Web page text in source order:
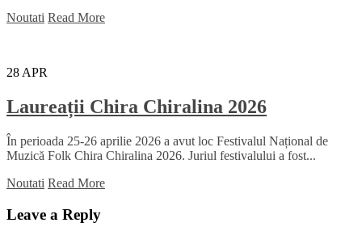
Noutati Read More
28 APR
Laureații Chira Chiralina 2026
În perioada 25-26 aprilie 2026 a avut loc Festivalul Național de
Muzică Folk Chira Chiralina 2026. Juriul festivalului a fost...
Noutati Read More
Leave a Reply